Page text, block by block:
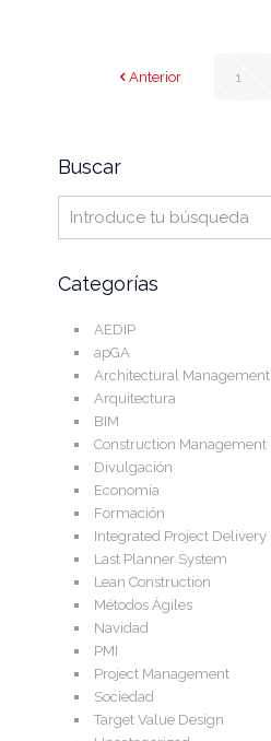
Anterior 1
Buscar
Categorías
AEDIP
apGA
Architectural Management
Arquitectura
BIM
Construction Management
Divulgación
Economía
Formación
Integrated Project Delivery
Last Planner System
Lean Construction
Métodos Ágiles
Navidad
PMI
Project Management
Sociedad
Target Value Design